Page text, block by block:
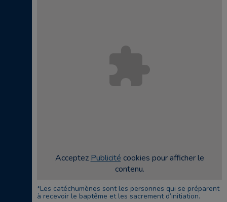
AcceptezPublicitécookies pour afficher le
contenu.
*Les catéchumènes sont les personnes qui se préparent
à recevoir le baptême et les sacrement d’initiation.